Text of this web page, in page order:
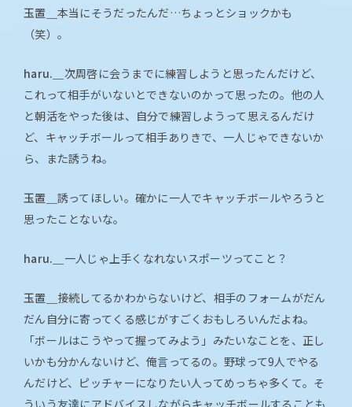
玉置＿ 本当にそうだったんだ…ちょっとショックかも
（笑）。
haru.＿ 次周啓に会うまでに練習しようと思ったんだけど、
これって相手がいないとできないのかって思ったの。他の人
と朝活をやった後は、自分で練習しようって思えるんだけ
ど、キャッチボールって相手ありきで、一人じゃできないか
ら、また誘うね。
玉置＿ 誘ってほしい。確かに一人でキャッチボールやろうと
思ったことないな。
haru.＿ 一人じゃ上手くなれないスポーツってこと？
玉置＿ 接続してるかわからないけど、相手のフォームがだん
だん自分に寄ってくる感じがすごくおもしろいんだよね。
「ボールはこうやって握ってみよう」みたいなことを、正し
いかも分かんないけど、俺言ってるの。野球って9人でやる
んだけど、ピッチャーになりたい人ってめっちゃ多くて。そ